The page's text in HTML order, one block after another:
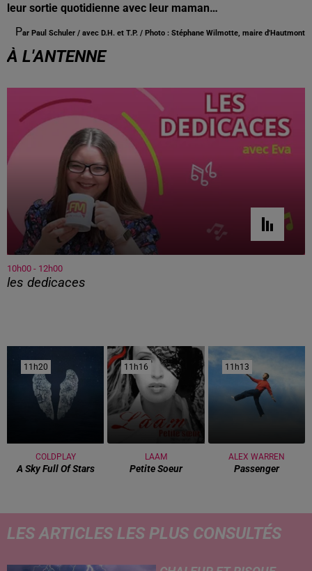
leur sortie quotidienne avec leur maman…
Par Paul Schuler / avec D.H. et T.P. / Photo : Stéphane Wilmotte, maire d'Hautmont
À L'ANTENNE
10h00 - 12h00
les dedicaces
11h20
11h20
COLDPLAY
A Sky Full Of Stars
11h16
11h16
LAAM
Petite Soeur
11h13
11h13
ALEX WARREN
Passenger
LES ARTICLES LES PLUS CONSULTÉS